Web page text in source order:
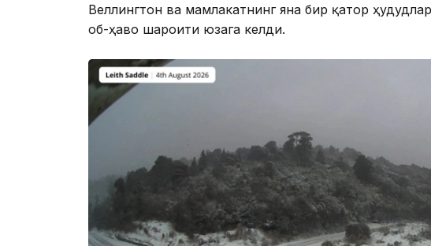
Веллингтон ва мамлакатнинг яна бир қатор
об-ҳаво шароити юзага келди.